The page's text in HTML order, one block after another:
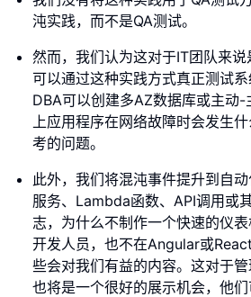
沌实践，而不是QA测试。
然而，我们认为这对于IT团队来
可以通过这种实践方式真正测试系
DBA可以创建多AZ数据库或主动
上应用程序在网络故障时会发生
考的问题。
此外，我们将混沌事件提升到自
服务、Lambda函数、API调用或
志，为什么不制作一个快速的仪
开发人员，也不在Angular或
些会对我们有益的内容。这对于
也将是一个很好的展示机会，他